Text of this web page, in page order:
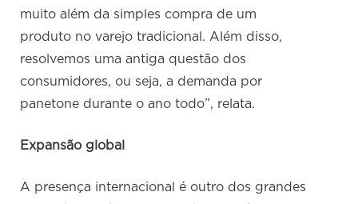
muito além da simples compra de um
produto no varejo tradicional. Além disso,
resolvemos uma antiga questão dos
consumidores, ou seja, a demanda por
panetone durante o ano todo”, relata.
Expansão global
A presença internacional é outro dos grandes